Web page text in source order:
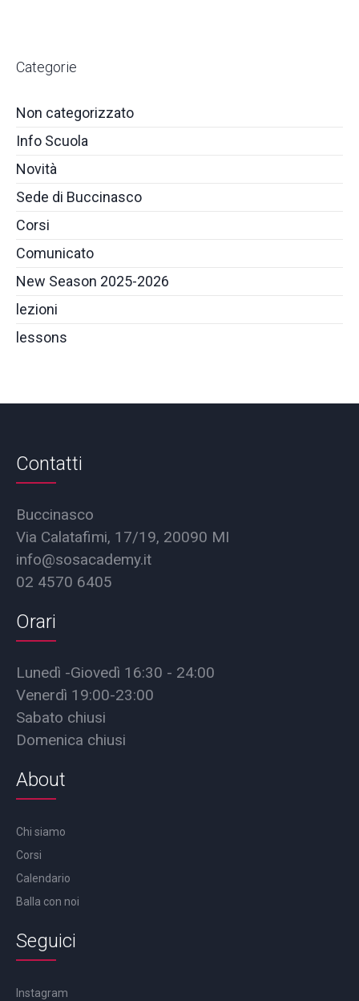
Categorie
Non categorizzato
Info Scuola
Novità
Sede di Buccinasco
Corsi
Comunicato
New Season 2025-2026
lezioni
lessons
Contatti
Buccinasco
Via Calatafimi, 17/19, 20090 MI
info@sosacademy.it
02 4570 6405
Orari
Lunedì -Giovedì 16:30 - 24:00
Venerdì 19:00-23:00
Sabato chiusi
Domenica chiusi
About
Chi siamo
Corsi
Calendario
Balla con noi
Seguici
Instagram